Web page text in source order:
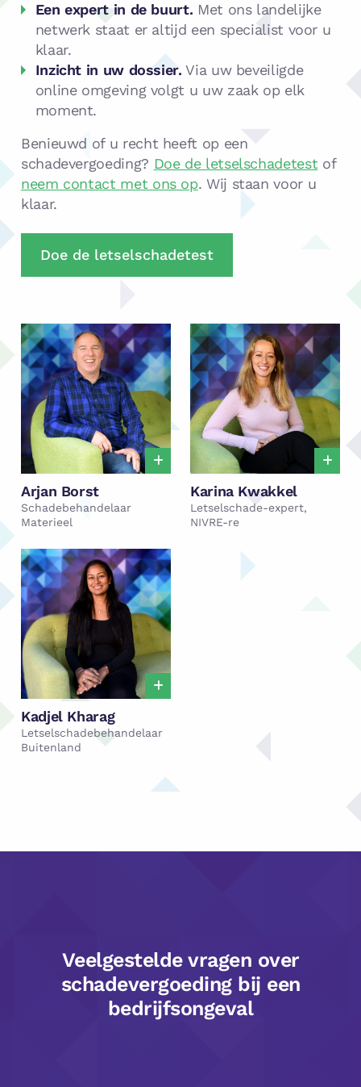
Een expert in de buurt. Met ons landelijke
netwerk staat er altijd een specialist voor u
klaar.
Inzicht in uw dossier. Via uw beveiligde
online omgeving volgt u uw zaak op elk
moment.
Benieuwd of u recht heeft op een
schadevergoeding? Doe de letselschadetest of
neem contact met ons op. Wij staan voor u
klaar.
Doe de letselschadetest
Arjan Borst
Schadebehandelaar
Materieel
Karina Kwakkel
Letselschade-expert,
NIVRE-re
Kadjel Kharag
Letselschadebehandelaar
Buitenland
Veelgestelde vragen over
schadevergoeding bij een
bedrijfsongeval